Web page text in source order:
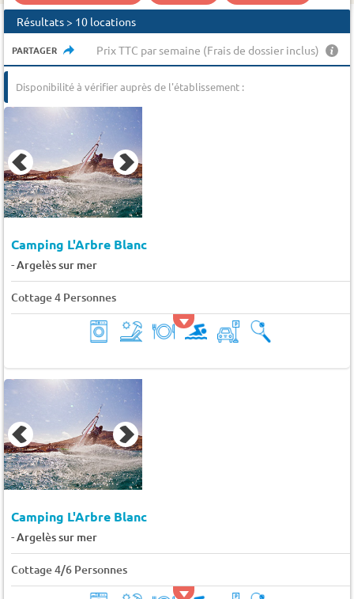
Résultats > 10 locations
PARTAGER Prix TTC par semaine (Frais de dossier inclus)
Disponibilité à vérifier auprès de l'établissement :
Camping L'Arbre Blanc
-Argelès sur mer
Cottage 4 Personnes
Camping L'Arbre Blanc
-Argelès sur mer
Cottage 4/6 Personnes